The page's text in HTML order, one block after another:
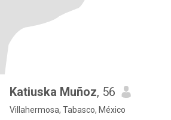
Katiuska Muñoz, 56
Villahermosa, Tabasco, México